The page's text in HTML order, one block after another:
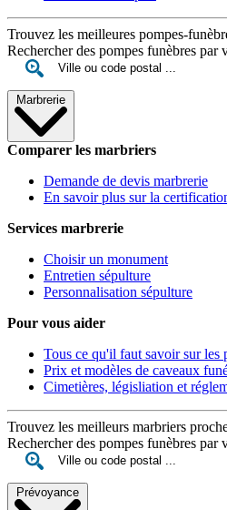
Trouvez les meilleures pompes-
Rechercher des pompes funèbres par
Marbrerie
Comparer les marbriers
Demande de devis marbrerie
En savoir plus sur la
Services marbrerie
Choisir un monument
Entretien sépulture
Personnalisation sépulture
Pour vous aider
Tous ce qu'il faut savoir sur les
Prix et modèles de caveaux
Cimetières, législiation et
Trouvez les meilleurs marbriers
Rechercher des pompes funèbres par
Prévoyance